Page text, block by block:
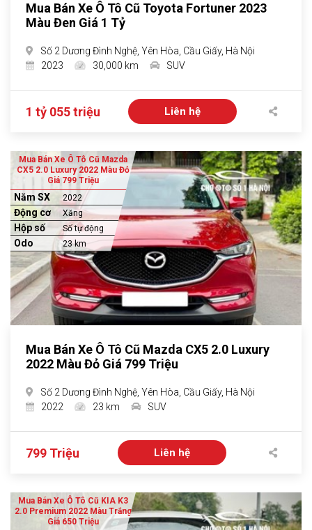
Mua Bán Xe Ô Tô Cũ Toyota Fortuner 2023
Màu Đen Giá 1 Tỷ
Số 2 Dương Đình Nghệ, Yên Hòa, Cầu Giấy, Hà Nội
2023
30,000 km SUV
1 tỷ 055 triệu Liên hệ
Mua Bán Xe Ô Tô Cũ Mazda
CX5 2.0 Luxury 2022 Màu Đỏ
Giá 799 Triệu
Năm SX 2022
Động cơ Xăng
Hộp số Số tự động
Odo 23 km
Mua Bán Xe Ô Tô Cũ Mazda CX5 2.0 Luxury
2022 Màu Đỏ Giá 799 Triệu
Số 2 Dương Đình Nghệ, Yên Hòa, Cầu Giấy, Hà Nội
2022
23 km SUV
799 Triệu Liên hệ
Mua Bán Xe Ô Tô Cũ KIA K3
2.0 Premium 2022 Màu Trắng
Giá 650 Triệu